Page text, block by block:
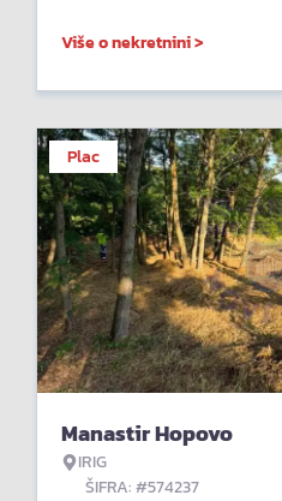
Više o nekretnini >
Plac
Manastir Hopovo
IRIG
ŠIFRA: #574237